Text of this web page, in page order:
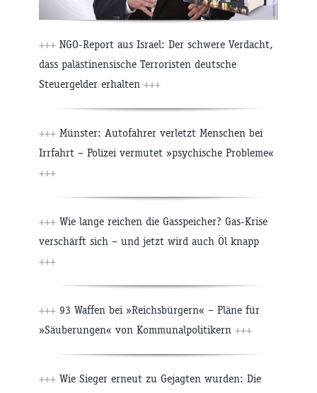
+++ NGO-Report aus Israel: Der schwere Verdacht,
dass palästinensische Terroristen deutsche
Steuergelder erhalten +++
+++ Münster: Autofahrer verletzt Menschen bei
Irrfahrt – Polizei vermutet »psychische Probleme«
+++
+++ Wie lange reichen die Gasspeicher? Gas-Krise
verschärft sich – und jetzt wird auch Öl knapp
+++
+++ 93 Waffen bei »Reichsbürgern« – Pläne für
»Säuberungen« von Kommunalpolitikern +++
+++ Wie Sieger erneut zu Gejagten wurden: Die